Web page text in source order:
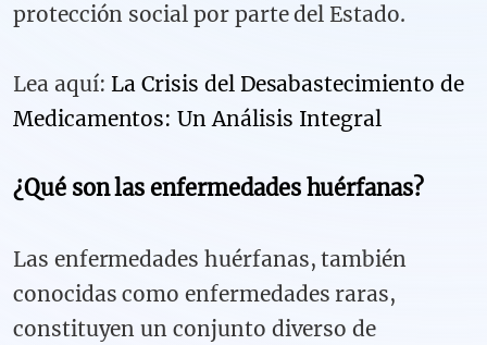
protección social por parte del Estado.
Lea aquí: La Crisis del Desabastecimiento de
Medicamentos: Un Análisis Integral
¿Qué son las enfermedades huérfanas?
Las enfermedades huérfanas, también
conocidas como enfermedades raras,
constituyen un conjunto diverso de